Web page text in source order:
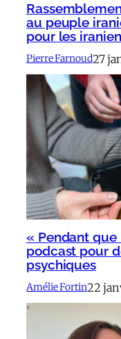
au peuple
pour les
Pierre Farnoud27
« Pendant que
podcast pour
psychiques
Amélie Fortin22